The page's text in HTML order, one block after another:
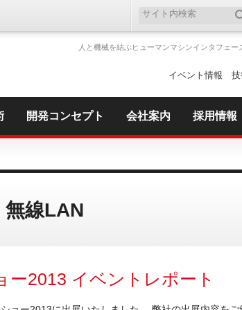
人と機械を結ぶヒューマンマシンインタフェ
イベント情報
開発コンセプト 会社案内 採用情報
線LAN
ー2013 イベントレポート